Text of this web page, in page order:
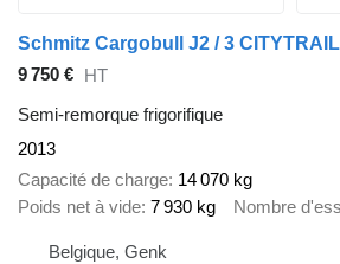
9 750 € HT
Semi-remorque frigorifique
2013
Capacité de charge 14 070 kg
Poids net à vide 7 930 kg Nombre
Belgique, Genk